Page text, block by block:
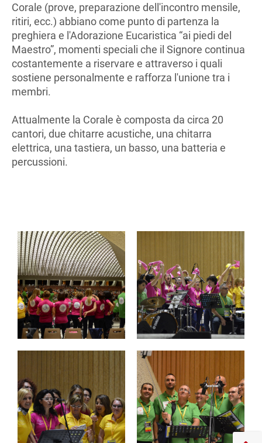
Corale (prove, preparazione dell'incontro mensile,
ritiri, ecc.) abbiano come punto di partenza la
preghiera e l'Adorazione Eucaristica “ai piedi del
Maestro”, momenti speciali che il Signore continua
costantemente a riservare e attraverso i quali
sostiene personalmente e rafforza l'unione tra i
membri.
Attualmente la Corale è composta da circa 20
cantori, due chitarre acustiche, una chitarra
elettrica, una tastiera, un basso, una batteria e
percussioni.